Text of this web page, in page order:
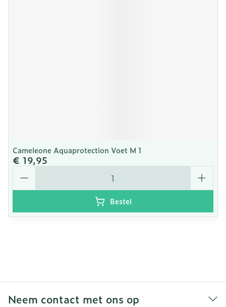
Cameleone Aquaprotection Voet M 1
€ 19,95
Aantal
Bestel
Neem contact met ons op